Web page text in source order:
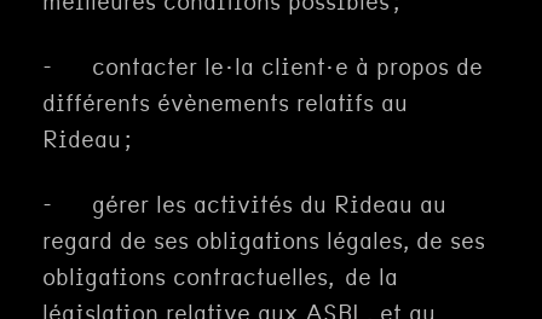
- contacter le·la client·e à propos de
différents évènements relatifs au
Rideau ;
- gérer les activités du Rideau au
regard de ses obligations légales, de ses
obligations contractuelles, de la